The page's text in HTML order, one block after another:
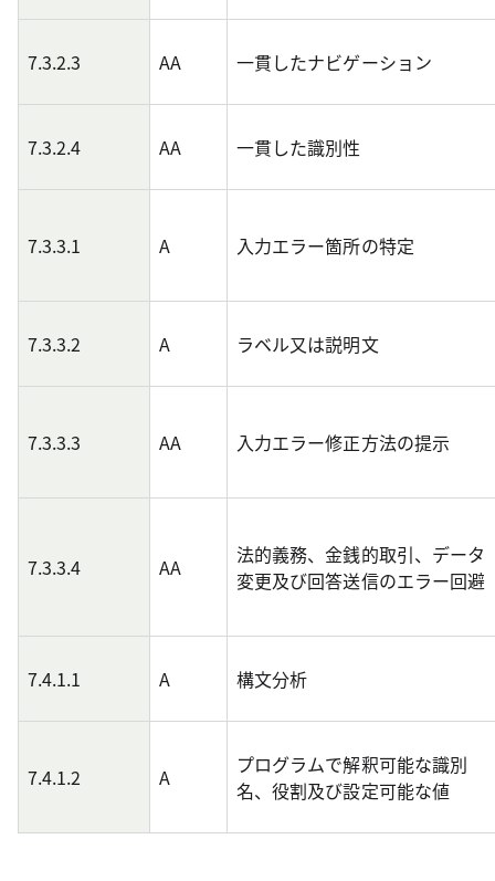
7.3.2.3 AA 一貫したナビゲーション
7.3.2.4 AA 一貫した識別性
7.3.3.1 A 入力エラー箇所の特定
7.3.3.2 A ラベル又は説明文
7.3.3.3 AA 入力エラー修正方法の提示
7.3.3.4 AA
法的義務、金銭的取引、データ
変更及び回答送信のエラー回避
7.4.1.1 A 構文分析
7.4.1.2 A
プログラムで解釈可能な識別
名、役割及び設定可能な値